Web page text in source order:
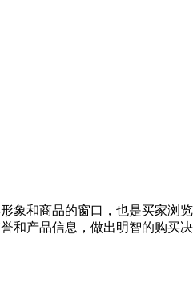
和商品的窗口，也是买家浏
和产品信息，做出明智的购买决